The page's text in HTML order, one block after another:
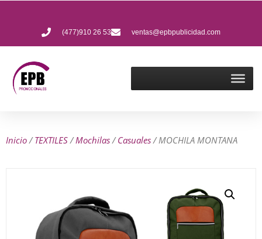
(477)910 26 53 ventas@epbpublicidad.com
Inicio /TEXTILES /Mochilas /Casuales / MOCHILA MONTANA